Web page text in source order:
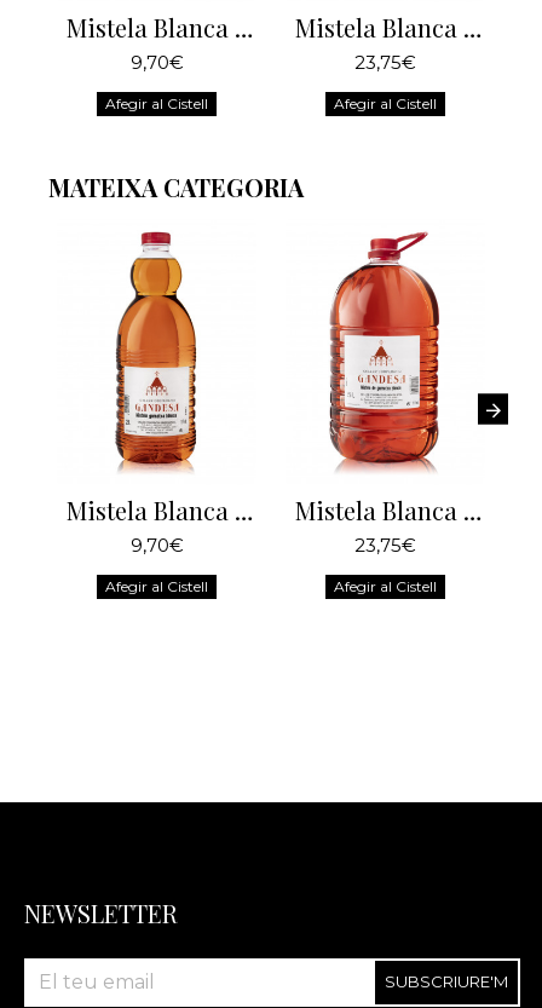
Mistela Blanca 2 Litres
9,70€
Afegir al Cistell
Mistela Blanca 5 Litres
23,75€
Afegir al Cistell
MATEIXA CATEGORIA
Mistela Blanca 2 Litres
9,70€
Afegir al Cistell
Mistela Blanca 5 Litres
23,75€
Afegir al Cistell
NEWSLETTER
SUBSCRIURE'M